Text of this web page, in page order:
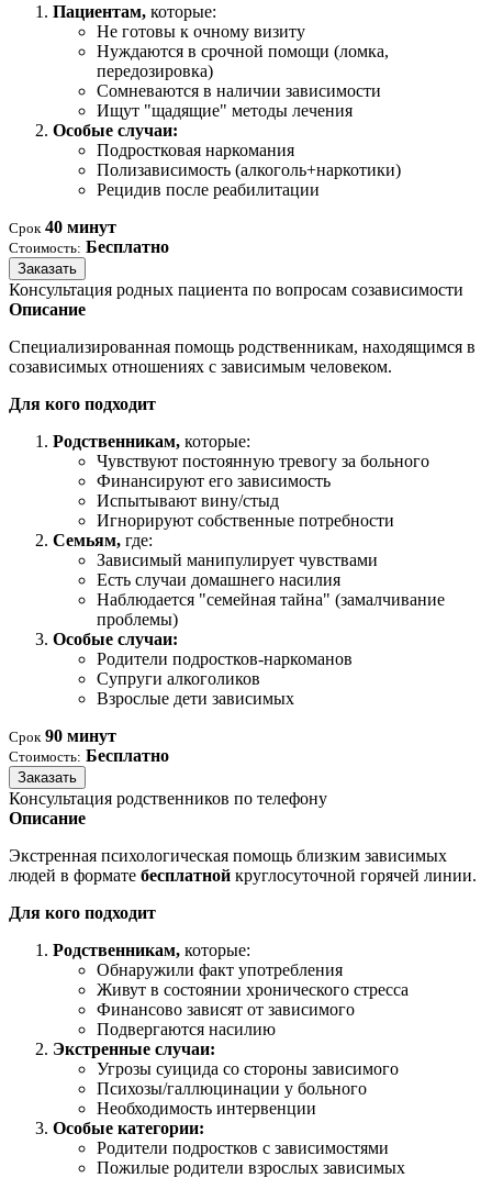
Пациентам, которые:
Не готовы к очному визиту
Нуждаются в срочной помощи (ломка,
передозировка)
Сомневаются в наличии зависимости
Ищут "щадящие" методы лечения
Особые случаи:
Подростковая наркомания
Полизависимость (алкоголь+наркотики)
Рецидив после реабилитации
Срок 40 минут
Стоимость: Бесплатно
Заказать
Консультация родных пациента по вопросам созависимости
Описание
Специализированная помощь родственникам, находящимся в
созависимых отношениях с зависимым человеком.
Для кого подходит
Родственникам, которые:
Чувствуют постоянную тревогу за больного
Финансируют его зависимость
Испытывают вину/стыд
Игнорируют собственные потребности
Семьям, где:
Зависимый манипулирует чувствами
Есть случаи домашнего насилия
Наблюдается "семейная тайна" (замалчивание
проблемы)
Особые случаи:
Родители подростков-наркоманов
Супруги алкоголиков
Взрослые дети зависимых
Срок 90 минут
Стоимость: Бесплатно
Заказать
Консультация родственников по телефону
Описание
Экстренная психологическая помощь близким зависимых
людей в формате бесплатной круглосуточной горячей линии.
Для кого подходит
Родственникам, которые:
Обнаружили факт употребления
Живут в состоянии хронического стресса
Финансово зависят от зависимого
Подвергаются насилию
Экстренные случаи:
Угрозы суицида со стороны зависимого
Психозы/галлюцинации у больного
Необходимость интервенции
Особые категории:
Родители подростков с зависимостями
Пожилые родители взрослых зависимых